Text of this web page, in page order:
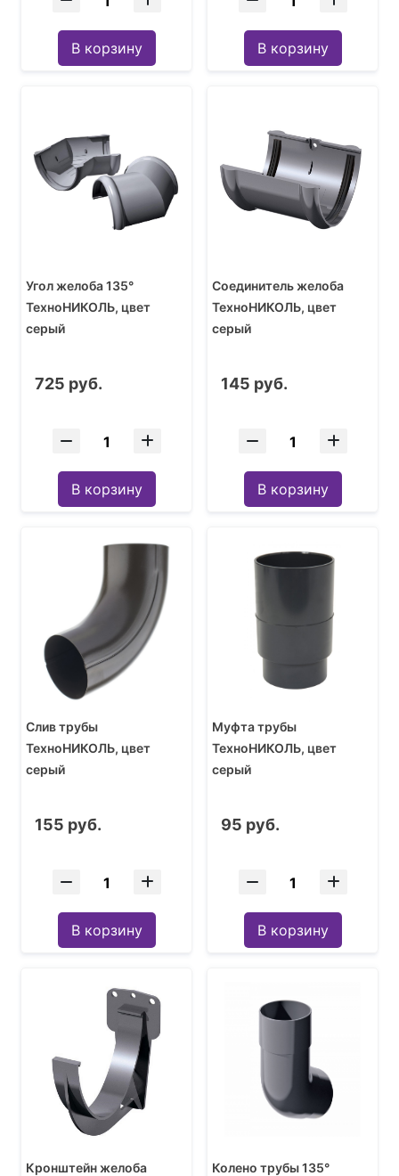
В корзину В корзину
Угол желоба 135°
ТехноНИКОЛЬ, цвет
серый
725 руб.
В корзину
Соединитель желоба
ТехноНИКОЛЬ, цвет
серый
145 руб.
В корзину
Слив трубы
ТехноНИКОЛЬ, цвет
серый
155 руб.
В корзину
Муфта трубы
ТехноНИКОЛЬ, цвет
серый
95 руб.
В корзину
Кронштейн желоба
Колено трубы 135°